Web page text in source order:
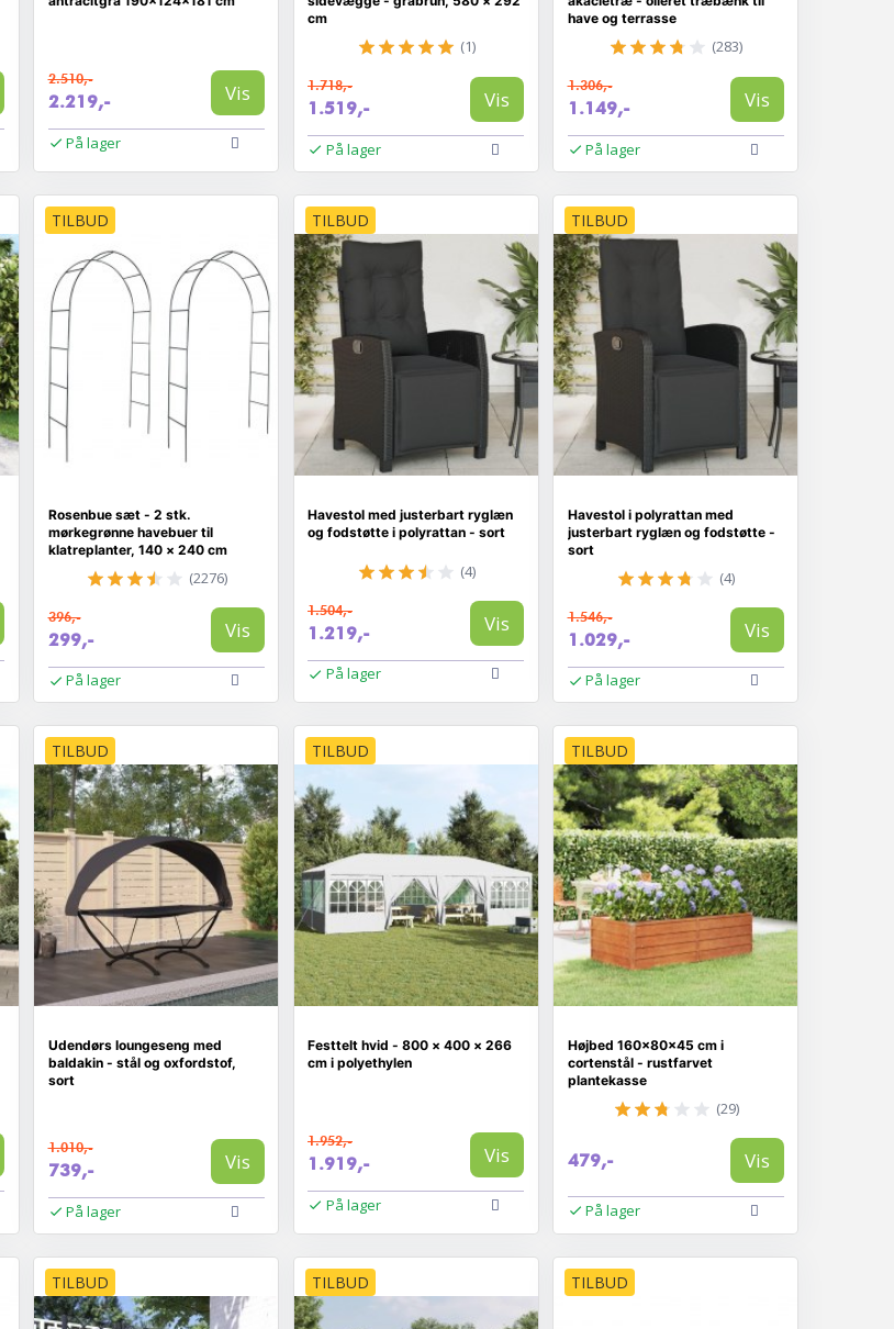
2.510,-
2.219,- Vis
På lager
cm
(1)
1.718,-
1.519,- Vis
På lager
have og terrasse
(283)
1.306,-
1.149,- Vis
På lager
TILBUD
Rosenbue sæt - 2 stk.
mørkegrønne havebuer til
klatreplanter, 140 × 240 cm
(2276)
396,-
299,- Vis
På lager
TILBUD
Havestol med justerbart ryglæn
og fodstøtte i polyrattan - sort
(4)
1.504,-
1.219,- Vis
På lager
TILBUD
Havestol i polyrattan med
justerbart ryglæn og fodstøtte -
sort
(4)
1.546,-
1.029,- Vis
På lager
TILBUD
Udendørs loungeseng med
baldakin - stål og oxfordstof,
sort
1.010,-
739,- Vis
På lager
TILBUD
Festtelt hvid - 800 × 400 × 266
cm i polyethylen
1.952,-
1.919,- Vis
På lager
TILBUD
Højbed 160×80×45 cm i
cortenstål - rustfarvet
plantekasse
(29)
479,- Vis
På lager
TILBUD TILBUD TILBUD